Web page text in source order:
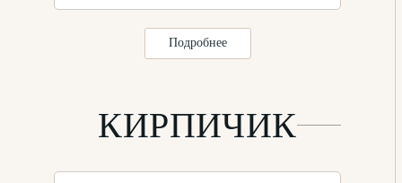
Подробнее
КИРПИЧИК